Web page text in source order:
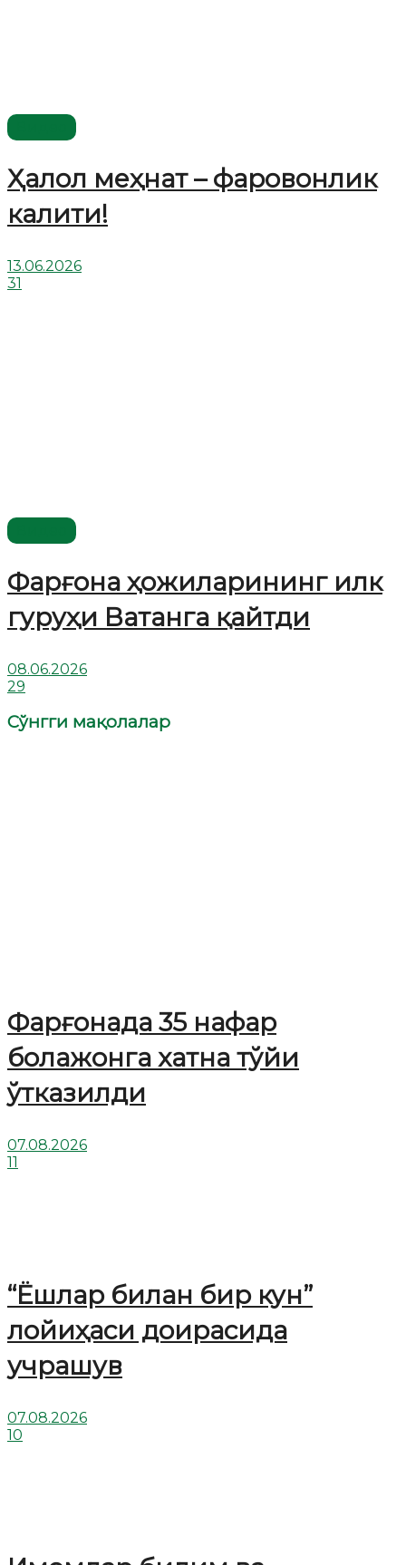
Ҳалол меҳнат – фаровонлик
калити!
13.06.2026
31
Фарғона ҳожиларининг илк
гуруҳи Ватанга қайтди
08.06.2026
29
Сўнгги мақолалар
Фарғонада 35 нафар
болажонга хатна тўйи
ўтказилди
07.08.2026
11
“Ёшлар билан бир кун”
лойиҳаси доирасида
учрашув
07.08.2026
10